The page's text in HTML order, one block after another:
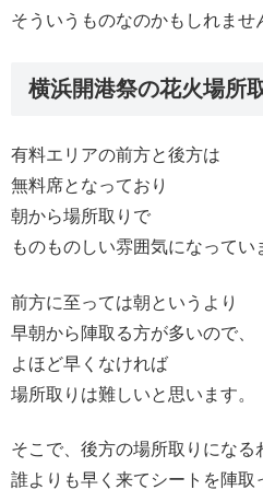
そういうものなのかもしれませ
横浜開港祭の花火場所
有料エリアの前方と後方は
無料席となっており
朝から場所取りで
ものものしい雰囲気になってい
前方に至っては朝というより
早朝から陣取る方が多いので、
よほど早くなければ
場所取りは難しいと思います。
そこで、後方の場所取りになる
誰よりも早く来てシートを陣取